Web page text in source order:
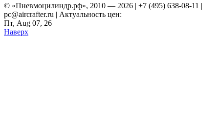
© «Пневмоцилиндр.рф», 2010 — 2026 | +7 (495) 638-08-11 |
pc@aircrafter.ru | Актуальность цен:
Пт, Aug 07, 26
Наверх